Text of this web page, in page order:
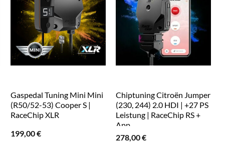
Gaspedal Tuning Mini Mini
(R50/52-53) Cooper S |
RaceChip XLR
199,00€
Chiptuning Citroën Jumper
(230, 244) 2.0 HDI | +27 PS
Leistung | RaceChip RS +
App
278,00€